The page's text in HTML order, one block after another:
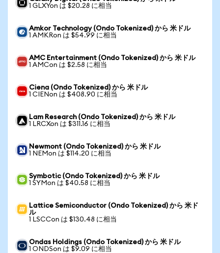
1 GLXYon は $20.28 に相当
Amkor Technology (Ondo Tokenized) から 米ドル
1 AMKRon は $54.99 に相当
AMC Entertainment (Ondo Tokenized) から 米ドル
1 AMCon は $2.58 に相当
Ciena (Ondo Tokenized) から 米ドル
1 CIENon は $408.90 に相当
Lam Research (Ondo Tokenized) から 米ドル
1 LRCXon は $311.16 に相当
Newmont (Ondo Tokenized) から 米ドル
1 NEMon は $114.20 に相当
Symbotic (Ondo Tokenized) から 米ドル
1 SYMon は $40.58 に相当
Lattice Semiconductor (Ondo Tokenized) から 米ド
ル
1 LSCCon は $130.48 に相当
Ondas Holdings (Ondo Tokenized) から 米ドル
1 ONDSon は $9.09 に相当